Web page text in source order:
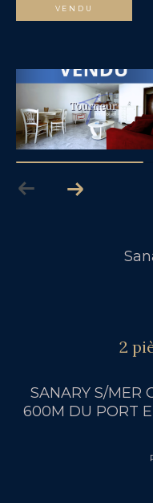
VENDU
2
SANARY S/MER
600M DU PORT